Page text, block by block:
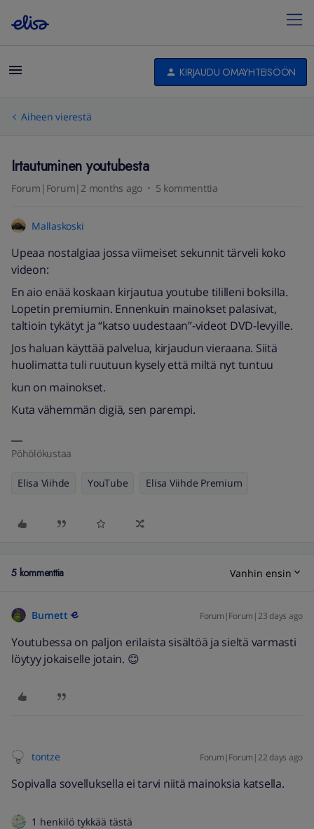
KIRJAUDU OMAYHTEISÖÖN
Aiheen vierestä
Irtautuminen youtubesta
Forum|Forum|2 months ago 5 kommenttia
Mallaskoski
Upeaa nostalgiaa jossa viimeiset sekunnit tärveli koko
videon:
En aio enää koskaan kirjautua youtube tililleni boksilla.
Lopetin premiumin. Ennenkuin mainokset palasivat,
taltioin tykätyt ja “katso uudestaan”-videot DVD-levyille.
Jos haluan käyttää palvelua, kirjaudun vieraana. Siitä
huolimatta tuli ruutuun kysely että miltä nyt tuntuu
kun on mainokset.
Kuta vähemmän digiä, sen parempi.
Pöhölökustaa
Elisa Viihde YouTube Elisa Viihde Premium
5 kommenttia Vanhin ensin
Burnett Forum|Forum|23 days ago
Youtubessa on paljon erilaista sisältöä ja sieltä varmasti
löytyy jokaiselle jotain. 😊
tontze Forum|Forum|22 days ago
Sopivalla sovelluksella ei tarvi niitä mainoksia katsella.
1 henkilö tykkää tästä